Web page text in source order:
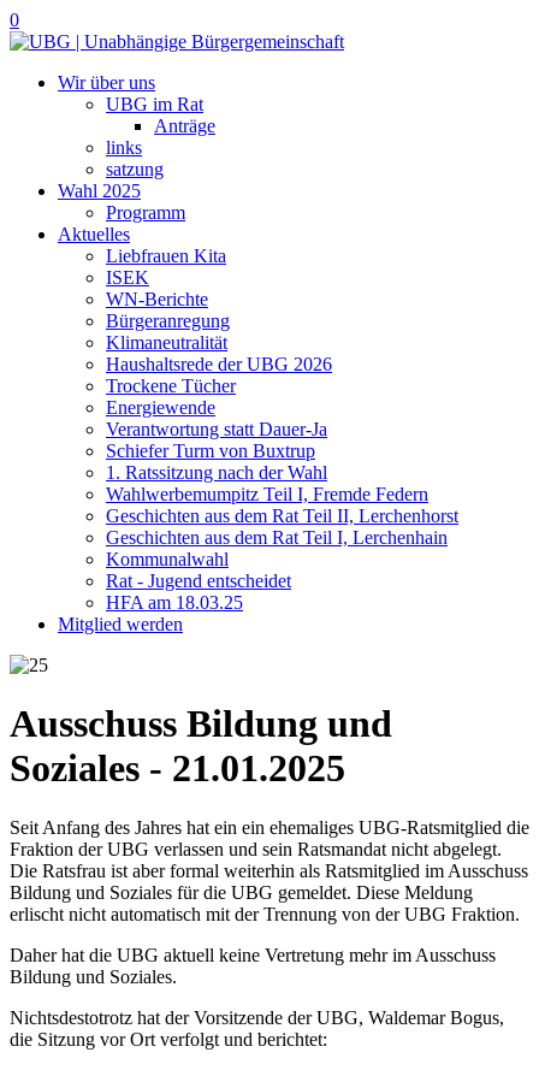
0
Wir über uns
UBG im Rat
Anträge
links
satzung
Wahl 2025
Programm
Aktuelles
Liebfrauen Kita
ISEK
WN-Berichte
Bürgeranregung
Klimaneutralität
Haushaltsrede der UBG 2026
Trockene Tücher
Energiewende
Verantwortung statt Dauer-Ja
Schiefer Turm von Buxtrup
1. Ratssitzung nach der Wahl
Wahlwerbemumpitz Teil I, Fremde Federn
Geschichten aus dem Rat Teil II, Lerchenhorst
Geschichten aus dem Rat Teil I, Lerchenhain
Kommunalwahl
Rat - Jugend entscheidet
HFA am 18.03.25
Mitglied werden
Ausschuss Bildung und
Soziales - 21.01.2025
Seit Anfang des Jahres hat ein ein ehemaliges UBG-Ratsmitglied die
Fraktion der UBG verlassen und sein Ratsmandat nicht abgelegt.
Die Ratsfrau ist aber formal weiterhin als Ratsmitglied im Ausschuss
Bildung und Soziales für die UBG gemeldet. Diese Meldung
erlischt nicht automatisch mit der Trennung von der UBG Fraktion.
Daher hat die UBG aktuell keine Vertretung mehr im Ausschuss
Bildung und Soziales.
Nichtsdestotrotz hat der Vorsitzende der UBG, Waldemar Bogus,
die Sitzung vor Ort verfolgt und berichtet: